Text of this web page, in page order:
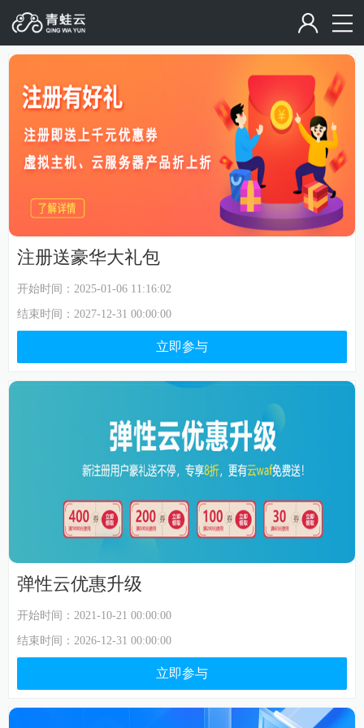
注册送豪华大礼包
开始时间： 2025-01-06 11:16:02
结束时间： 2027-12-31 00:00:00
立即参与
弹性云优惠升级
开始时间： 2021-10-21 00:00:00
结束时间： 2026-12-31 00:00:00
立即参与